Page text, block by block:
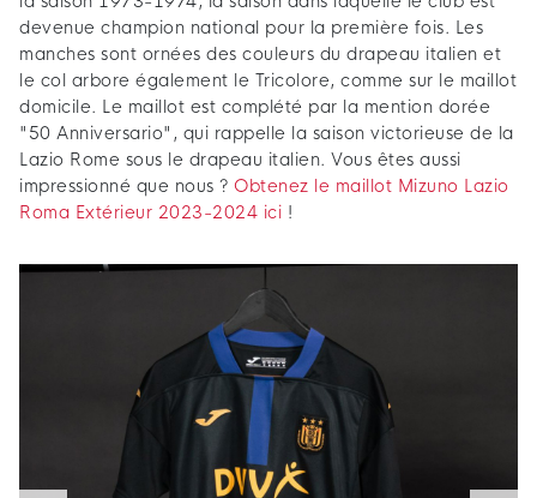
devenue champion national pour la première fois. Les
manches sont ornées des couleurs du drapeau italien et
le col arbore également le Tricolore, comme sur le maillot
domicile. Le maillot est complété par la mention dorée
"50 Anniversario", qui rappelle la saison victorieuse de la
Lazio Rome sous le drapeau italien. Vous êtes aussi
impressionné que nous ? Obtenez le maillot Mizuno Lazio
Roma Extérieur 2023-2024 ici !